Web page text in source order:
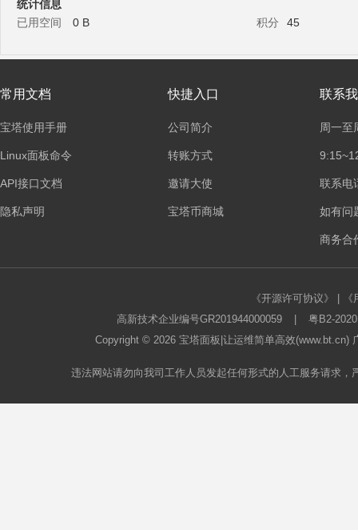
统计信息
已用空间
0 B 积分 45
常用文档
宝塔使用手册
Linux面板命令
API接口文档
隐私声明
快捷入口
公司简介
转账方式
邀请大使
宝塔币商城
联系
周一至
联系电
如有问
商务合
《开源许可协议》
高新技术企业编号GR201944000059
粤B2-
Copyright © 2026 宝塔面板 |让运维简单高效
违法网站请勿向我司工作人员发起任何形式的人工服务请求，